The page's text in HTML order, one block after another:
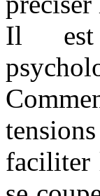
Il est
faciliter